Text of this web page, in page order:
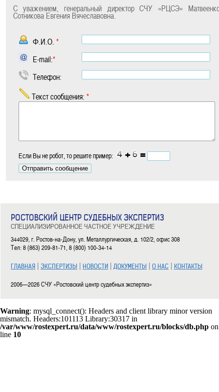
С уважением, генеральный директор СЧУ «РЦСЭ»
Сотникова Евгения Вячеславовна.
Ф.И.О. *
E-mail:*
Телефон:
Текст сообщения: *
Если Вы не робот, то решите пример: + =
РОСТОВСКИЙ ЦЕНТР СУДЕБНЫХ ЭКСПЕРТИЗ
СПЕЦИАЛИЗИРОВАННОЕ ЧАСТНОЕ УЧРЕЖДЕНИЕ
344029, г. Ростов-на-Дону, ул. Металлургическая, д. 102/2, офис 308
Тел: 8 (863) 209-81-71, 8 (800) 100-34-14
ГЛАВНАЯ | ЭКСПЕРТИЗЫ | НОВОСТИ | ДОКУМЕНТЫ | О НАС | КОНТАКТЫ
2006—2026 СЧУ «Ростовский центр судебных экспертиз»
Warning: mysql_connect(): Headers and client library minor version
mismatch. Headers:101113 Library:30317 in
/var/www/rostexpert.ru/data/www/rostexpert.ru/blocks/db.php on
line 10